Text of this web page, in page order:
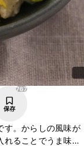
767
保存
す。からしの風味が
ることでうま味も